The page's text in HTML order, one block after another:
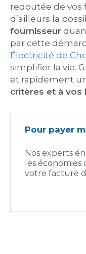
redoutée de vos
d’ailleurs la
fournisseur
par cette
Électricité de
simplifier la vie.
et rapidement
critères et à vos
Pour payer
Nos experts
les
votre facture